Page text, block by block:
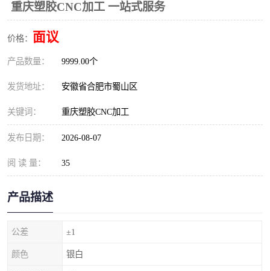
重庆塑胶CNC加工 一站式服务
价格： 面议
产品数量： 9999.00个
发货地址： 安徽省合肥市蜀山区
关键词： 重庆塑胶CNC加工
发布日期： 2026-08-07
阅 读 量： 35
产品描述
公差 ±1
颜色 银白